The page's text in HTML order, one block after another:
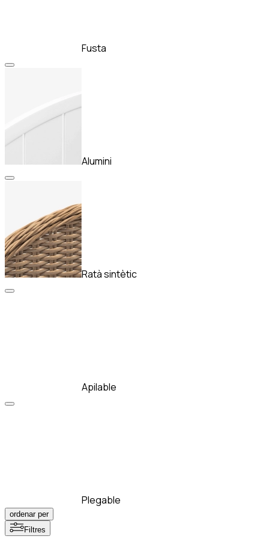
Fusta
Alumini
Ratà sintètic
Apilable
Plegable
ordenar per
Filtres